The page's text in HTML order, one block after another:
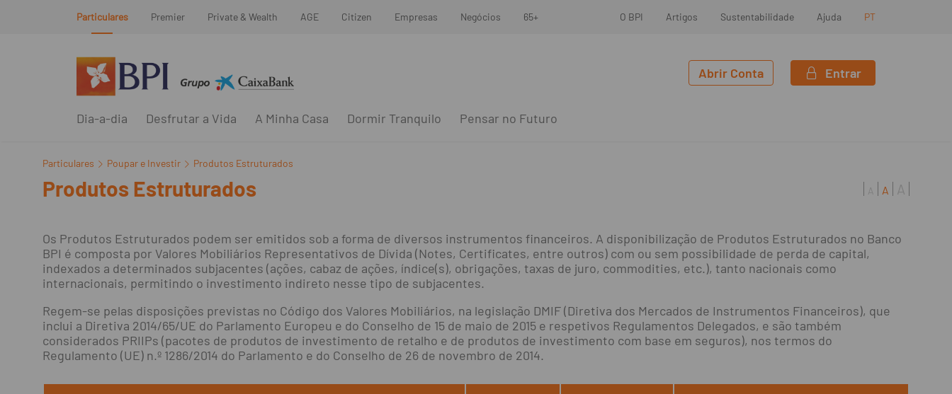
Particulares Premier Private & Wealth AGE Citizen Empresas Negócios 65+ O BPI Artigos Sustentabilidade Ajuda PT
Abrir Conta Entrar
Dia-a-dia Desfrutar a Vida A Minha Casa Dormir Tranquilo Pensar no Futuro
Particulares Poupar e Investir Produtos Estruturados
Produtos Estruturados A A A
Os Produtos Estruturados podem ser emitidos sob a forma de diversos instrumentos financeiros. A disponibilização de Produtos Estruturados no Banco
BPI é composta por Valores Mobiliários Representativos de Dívida (Notes, Certificates, entre outros) com ou sem possibilidade de perda de capital,
indexados a determinados subjacentes (ações, cabaz de ações, índice(s), obrigações, taxas de juro, commodities, etc.), tanto nacionais como
internacionais, permitindo o investimento indireto nesse tipo de subjacentes.
Regem-se pelas disposições previstas no Código dos Valores Mobiliários, na legislação DMIF (Diretiva dos Mercados de Instrumentos Financeiros), que
inclui a Diretiva 2014/65/UE do Parlamento Europeu e do Conselho de 15 de maio de 2015 e respetivos Regulamentos Delegados, e são também
considerados PRIIPs (pacotes de produtos de investimento de retalho e de produtos de investimento com base em seguros), nos termos do
Regulamento (UE) n.º 1286/2014 do Parlamento e do Conselho de 26 de novembro de 2014.